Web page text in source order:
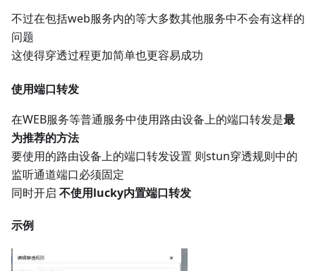
不过在包括web服务内的等大多数其他服务中不会有这样的
问题
这使得穿透过程更加简单也更容易成功
使用端口转发
在WEB服务等普通服务中使用路由设备上的端口转发是最
为推荐的方法
要使用的路由设备上的端口转发设置 则stun穿透规则中的
监听通道端口必须固定
同时开启 不使用lucky内置端口转发
示例